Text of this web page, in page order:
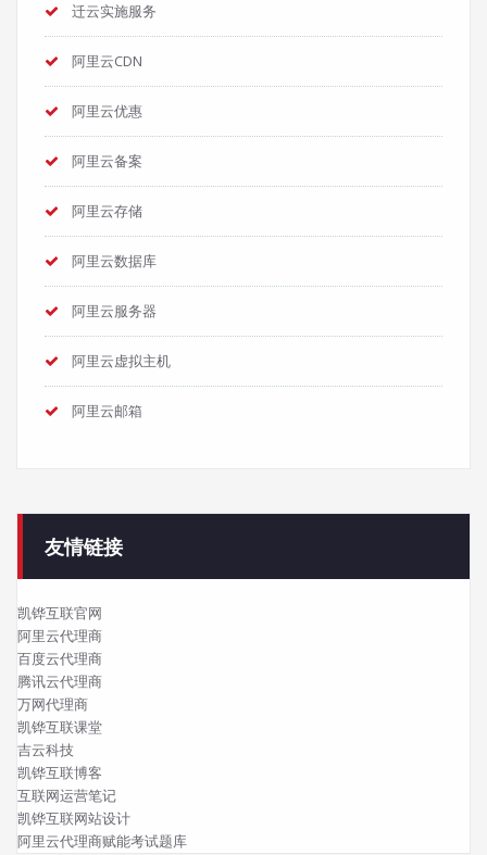
迁云实施服务
阿里云CDN
阿里云优惠
阿里云备案
阿里云存储
阿里云数据库
阿里云服务器
阿里云虚拟主机
阿里云邮箱
友情链接
凯铧互联官网
阿里云代理商
百度云代理商
腾讯云代理商
万网代理商
凯铧互联课堂
吉云科技
凯铧互联博客
互联网运营笔记
凯铧互联网站设计
阿里云代理商赋能考试题库